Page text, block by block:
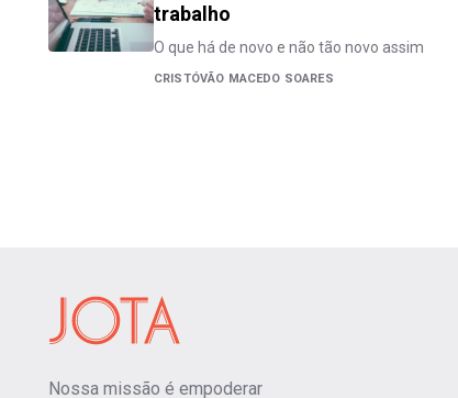
trabalho
O que há de novo e não tão novo assim
CRISTÓVÃO MACEDO SOARES
Nossa missão é empoderar